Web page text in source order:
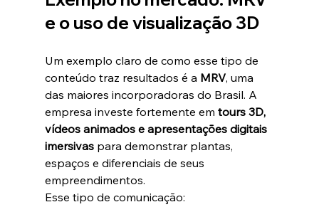
e o uso de visualização 3D
Um exemplo claro de como esse tipo de
conteúdo traz resultados é a MRV, uma
das maiores incorporadoras do Brasil. A
empresa investe fortemente em tours 3D,
vídeos animados e apresentações digitais
imersivas para demonstrar plantas,
espaços e diferenciais de seus
empreendimentos.
Esse tipo de comunicação: